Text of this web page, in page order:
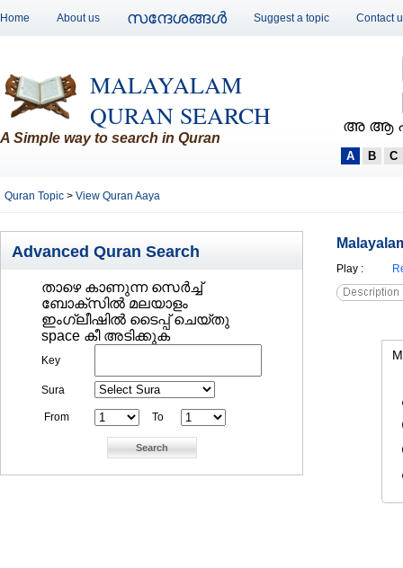
Home About us സന്ദേശങ്ങള്‍ Suggest a topic Contact
MALAYALAM
QURAN SEARCH
A Simple way to search in Quran
അ ആ
A B C
Quran Topic > View Quran Aaya
Advanced Quran Search
താഴെ കാണുന്ന സെര്‍ച്ച്‌
ബോക്സില്‍ മലയാളം
ഇംഗ്ലീഷില്‍ ടൈപ്പ് ചെയ്തു
space കീ അടിക്കുക
Key
Sura
From To
Play :